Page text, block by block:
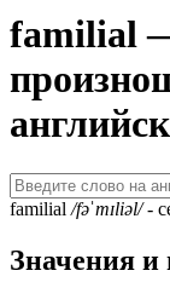
familial
familial /fəˈmɪliəl/-
Значения